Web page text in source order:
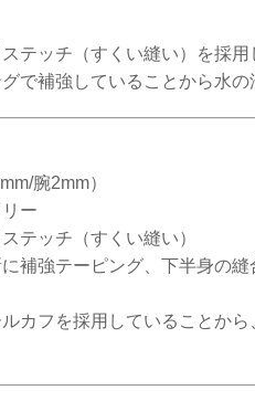
テッチ（すくい縫い）を採
で補強していることから水の
腕2mm）
ー
テッチ（すくい縫い）
補強テーピング、下半身の
カフを採用していることか